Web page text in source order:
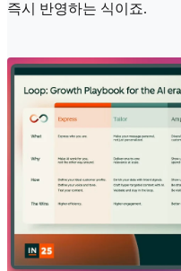
즉시 반영하는 식이죠.